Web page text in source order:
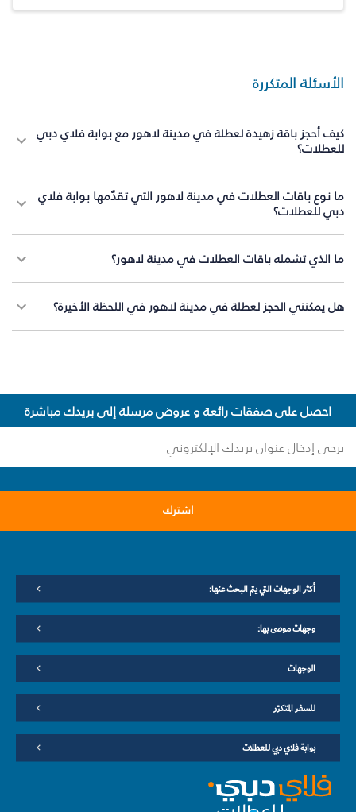
الأسئلة المتكررة
كيف أحجز باقة زهيدة لعطلة في مدينة لاهور مع بوابة فلاي دبي
للعطلات؟
ما نوع باقات العطلات في مدينة لاهور التي تقدّمها بوابة فلاي
دبي للعطلات؟
ما الذي تشمله باقات العطلات في مدينة لاهور؟
هل يمكنني الحجز لعطلة في مدينة لاهور في اللحظة الأخيرة؟
احصل على صفقات رائعة و عروض مرسلة إلى بريدك مباشرة
اشترك
أكثر الوجهات التي يتم البحث عنها:
وجهات موصى بها:
الوجهات
للسفر المتكرّر
بوابة فلاي دبي للعطلات